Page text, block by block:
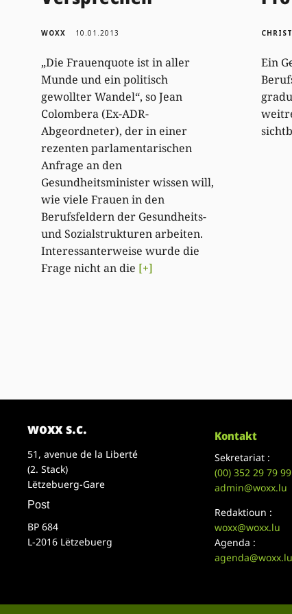
WOXX 10.01.2013
„Die Frauenquote ist in aller
Munde und ein politisch
gewollter Wandel“, so Jean
Colombera (Ex-ADR-
Abgeordneter), der in einer
rezenten parlamentarischen
Anfrage an den
Gesundheitsminister wissen will,
wie viele Frauen in den
Berufsfeldern der Gesundheits-
und Sozialstrukturen arbeiten.
Interessanterweise wurde die
Frage nicht an die [+]
Ein
woxx s.c.
51, avenue de la Liberté
(2. Stack)
Lëtzebuerg-Gare
Post
BP 684
L-2016 Lëtzebuerg
Kontakt
Sekretariat :
(00)352 29 79 99
admin@woxx.lu
Redaktioun :
woxx@woxx.lu
Agenda :
agenda@woxx.lu